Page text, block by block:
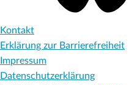
Kontakt
Erklärung zur Barrierefreiheit
Impressum
Datenschutzerklärung